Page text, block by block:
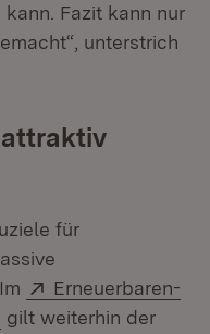
Fazit kann nur
unterstrich
attraktiv
für
Extern:
Erneuerbaren-
(Öffnet in neuem
gilt weiterhin der